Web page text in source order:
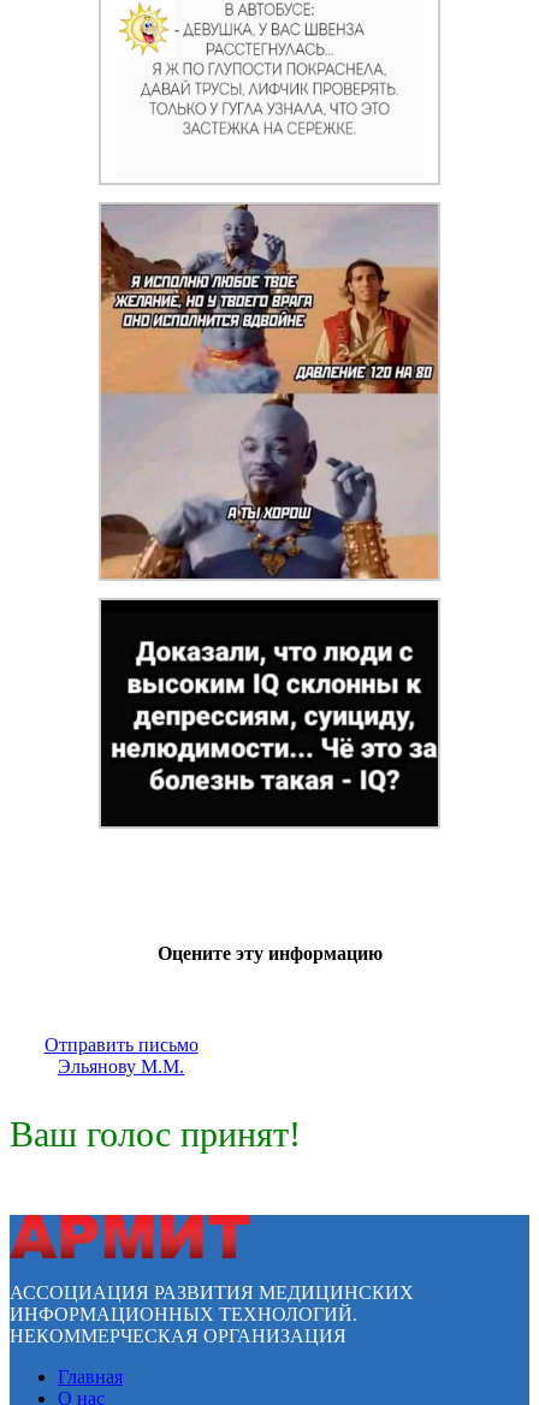
Оцените эту информацию
Отправить письмо
Эльянову М.М.
Ваш голос принят!
АССОЦИАЦИЯ РАЗВИТИЯ МЕДИЦИНСКИХ
ИНФОРМАЦИОННЫХ ТЕХНОЛОГИЙ.
НЕКОММЕРЧЕСКАЯ ОРГАНИЗАЦИЯ
Главная
О нас